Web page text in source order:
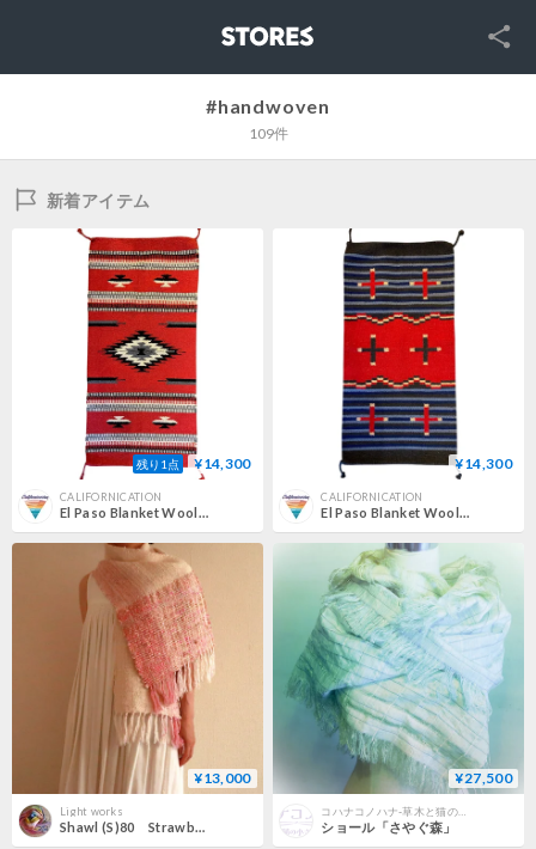
SNS
#handwoven
109件
新着アイテム
残り1点 ¥14,300
CALIFORNICATION
El Paso Blanket Wool Rug Red
¥14,300
CALIFORNICATION
El Paso Blanket Wool Rug NV
¥13,000
Light works
Shawl (S)80 Strawberry
¥27,500
コハナコノハナ-草木と猫の小さなお店-
ショール「さやぐ森」